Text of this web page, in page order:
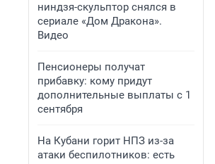
ниндзя-скульптор снялся в
сериале «Дом Дракона».
Видео
Пенсионеры получат
прибавку: кому придут
дополнительные выплаты с 1
сентября
На Кубани горит НПЗ из-за
атаки беспилотников: есть